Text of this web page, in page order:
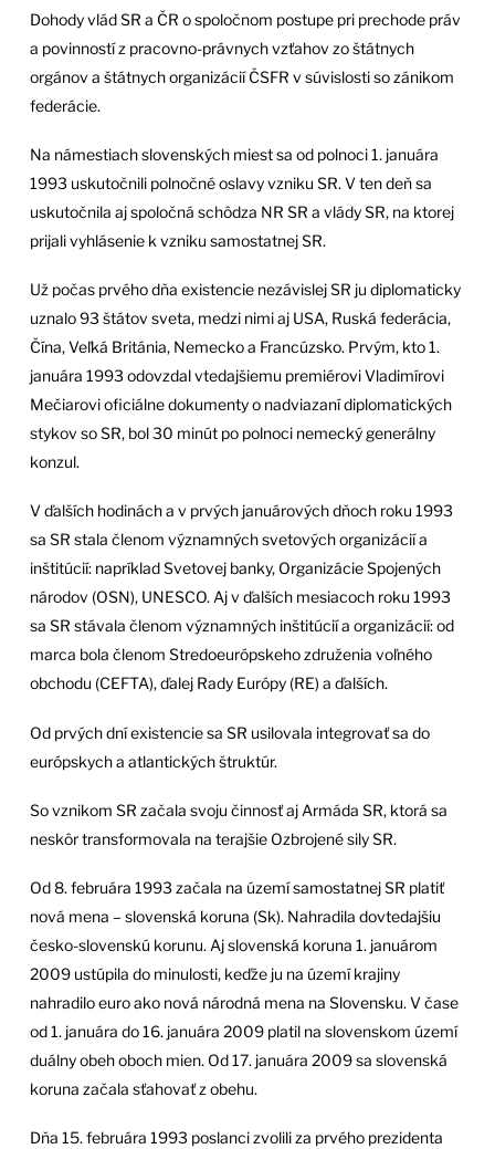
Dohody vlád SR a ČR o spoločnom postupe pri prechode práv
a povinností z pracovno-právnych vzťahov zo štátnych
orgánov a štátnych organizácií ČSFR v súvislosti so zánikom
federácie.
Na námestiach slovenských miest sa od polnoci 1. januára
1993 uskutočnili polnočné oslavy vzniku SR. V ten deň sa
uskutočnila aj spoločná schôdza NR SR a vlády SR, na ktorej
prijali vyhlásenie k vzniku samostatnej SR.
Už počas prvého dňa existencie nezávislej SR ju diplomaticky
uznalo 93 štátov sveta, medzi nimi aj USA, Ruská federácia,
Čína, Veľká Británia, Nemecko a Francúzsko. Prvým, kto 1.
januára 1993 odovzdal vtedajšiemu premiérovi Vladimírovi
Mečiarovi oficiálne dokumenty o nadviazaní diplomatických
stykov so SR, bol 30 minút po polnoci nemecký generálny
konzul.
V ďalších hodinách a v prvých januárových dňoch roku 1993
sa SR stala členom významných svetových organizácií a
inštitúcií: napríklad Svetovej banky, Organizácie Spojených
národov (OSN), UNESCO. Aj v ďalších mesiacoch roku 1993
sa SR stávala členom významných inštitúcií a organizácií: od
marca bola členom Stredoeurópskeho združenia voľného
obchodu (CEFTA), ďalej Rady Európy (RE) a ďalších.
Od prvých dní existencie sa SR usilovala integrovať sa do
európskych a atlantických štruktúr.
So vznikom SR začala svoju činnosť aj Armáda SR, ktorá sa
neskôr transformovala na terajšie Ozbrojené sily SR.
Od 8. februára 1993 začala na území samostatnej SR platiť
nová mena – slovenská koruna (Sk). Nahradila dovtedajšiu
česko-slovenskú korunu. Aj slovenská koruna 1. januárom
2009 ustúpila do minulosti, keďže ju na území krajiny
nahradilo euro ako nová národná mena na Slovensku. V čase
od 1. januára do 16. januára 2009 platil na slovenskom území
duálny obeh oboch mien. Od 17. januára 2009 sa slovenská
koruna začala sťahovať z obehu.
Dňa 15. februára 1993 poslanci zvolili za prvého prezidenta